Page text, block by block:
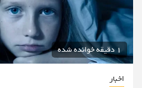
1 دقیقه خوانده شده
اخبار